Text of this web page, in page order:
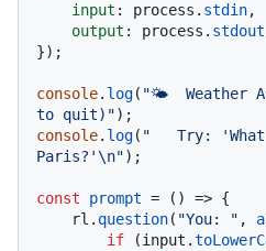
input : process. stdin,
output : process. stdout
});
console. log( "🌤️  Weather
to quit)"
console. log( "   Try:
Paris?'\n");
const prompt = ( ) => {
    rl.
question( "You: " ,
if (input.